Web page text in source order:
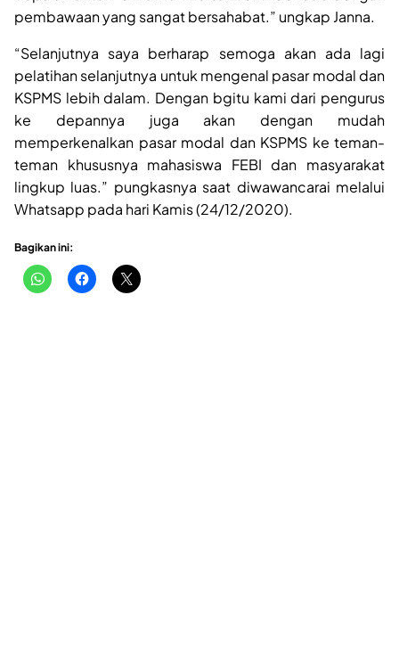
pembawaan yang sangat bersahabat.” ungkap Janna.
“Selanjutnya saya berharap semoga akan ada lagi
pelatihan selanjutnya untuk mengenal pasar modal dan
KSPMS lebih dalam. Dengan bgitu kami dari pengurus
ke depannya juga akan dengan mudah
memperkenalkan pasar modal dan KSPMS ke teman-
teman khususnya mahasiswa FEBI dan masyarakat
lingkup luas.” pungkasnya saat diwawancarai melalui
Whatsapp pada hari Kamis (24/12/2020).
Bagikan ini: